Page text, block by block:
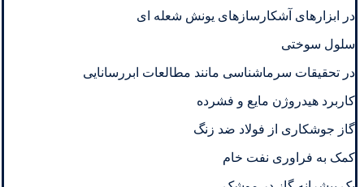
در ابزارهای آشکارسازهای یونش شعله ای
سلول سوختی
در تحقیقات سرماشناسی مانند مطالعات ابررسانایی
کاربرد هیدروژن مایع و فشرده
گاز جوشکاری از فولاد ضد زنگ
کمک به فراوری نفت خام